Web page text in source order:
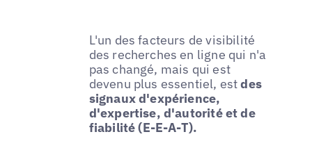
L'un des facteurs de visibilité
des recherches en ligne qui n'a
pas changé, mais qui est
devenu plus essentiel, estdes
signaux d'expérience,
d'expertise, d'autorité et de
fiabilité (E-E-A-T).